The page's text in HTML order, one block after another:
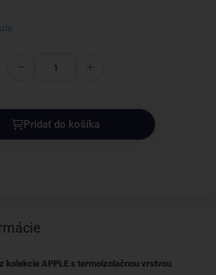
Pridať do košíka
kolekcie APPLE s termoizolačnou vrstvou